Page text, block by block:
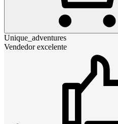
Unique_adventures
Vendedor excelente